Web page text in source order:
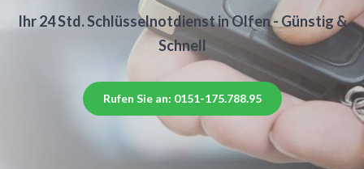
Ihr 24 Std. Schlüsselnotdienst in Olfen - Günstig &
Schnell
Rufen Sie an: 0151-175.788.95